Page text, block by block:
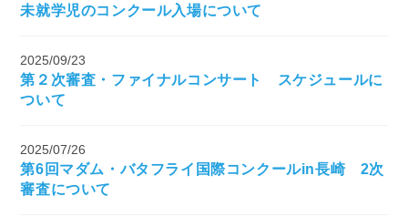
未就学児のコンクール入場について
2025/09/23
第２次審査・ファイナルコンサート スケジュールに
ついて
2025/07/26
第6回マダム・バタフライ国際コンクールin長崎 2次
審査について